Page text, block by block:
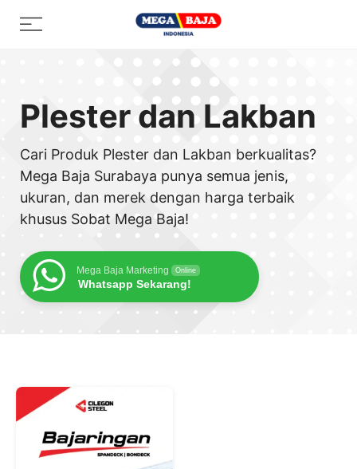
Menu
Plester dan Lakban
Cari Produk Plester dan Lakban berkualitas?
Mega Baja Surabaya punya semua jenis,
ukuran, dan merek dengan harga terbaik
khusus Sobat Mega Baja!
Mega Baja Marketing Online
Whatsapp Sekarang!